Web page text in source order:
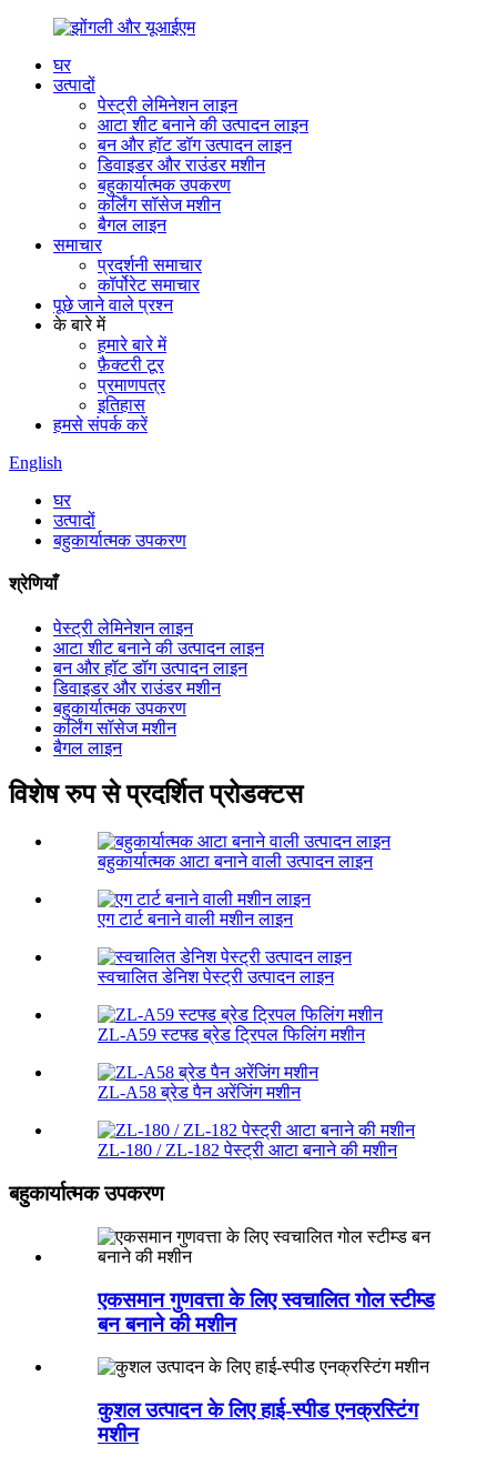
घर
उत्पादों
पेस्ट्री लेमिनेशन लाइन
आटा शीट बनाने की उत्पादन लाइन
बन और हॉट डॉग उत्पादन लाइन
डिवाइडर और राउंडर मशीन
बहुकार्यात्मक उपकरण
कर्लिंग सॉसेज मशीन
बैगल लाइन
समाचार
प्रदर्शनी समाचार
कॉर्पोरेट समाचार
पूछे जाने वाले प्रश्न
के बारे में
हमारे बारे में
फ़ैक्टरी टूर
प्रमाणपत्र
इतिहास
हमसे संपर्क करें
English
घर
उत्पादों
बहुकार्यात्मक उपकरण
श्रेणियाँ
पेस्ट्री लेमिनेशन लाइन
आटा शीट बनाने की उत्पादन लाइन
बन और हॉट डॉग उत्पादन लाइन
डिवाइडर और राउंडर मशीन
बहुकार्यात्मक उपकरण
कर्लिंग सॉसेज मशीन
बैगल लाइन
विशेष रुप से प्रदर्शित प्रोडक्टस
बहुकार्यात्मक आटा बनाने वाली उत्पादन लाइन
एग टार्ट बनाने वाली मशीन लाइन
स्वचालित डेनिश पेस्ट्री उत्पादन लाइन
ZL-A59 स्टफ्ड ब्रेड ट्रिपल फिलिंग मशीन
ZL-A58 ब्रेड पैन अरेंजिंग मशीन
ZL-180 / ZL-182 पेस्ट्री आटा बनाने की मशीन
बहुकार्यात्मक उपकरण
एकसमान गुणवत्ता के लिए स्वचालित गोल स्टीम्ड
बन बनाने की मशीन
कुशल उत्पादन के लिए हाई-स्पीड एनक्रस्टिंग
मशीन